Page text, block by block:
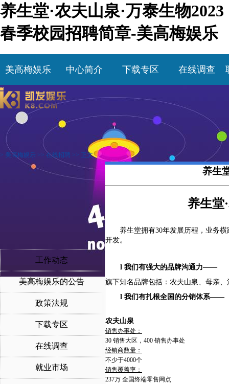
养生堂·农夫山泉·万泰生物2023
春季校园招聘简章-美高梅娱乐
美高梅娱乐 中心简介 下载专区 在线调查
> 美高梅娱乐 >> 在线招聘 >> 正文
工作动态
美高梅娱乐的公告
政策法规
下载专区
在线调查
就业市场
养生
养生堂
养生堂拥有30年发展历程，业务
开发。
l 我们有强大的品牌沟通力——
旗下知名品牌包括：农夫山泉、母亲
l 我们有扎根全国的分销体系——
农夫山泉
销售办事处：
30 销售大区， 400 销售办事处
经销商数量：
不少于4000个
销售覆盖率：
237万 全国终端零售网点